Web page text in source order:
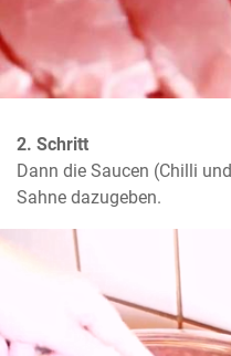
2. Schritt
Dann die Saucen (Chilli
Sahne dazugeben.